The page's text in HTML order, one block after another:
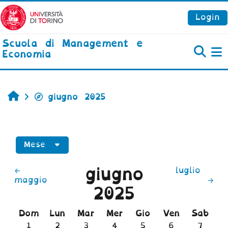
Vai al contenuto principale
Login
Scuola di Management e
Economia
Homegiugno 2025
Mese
←
maggio
giugno
2025
luglio
→
Domenica
Dom Lunedi
Lun Martedì
Mar Mercoledì
Mer Giovedì
Gio Venerdì
Ven Sabato
Sab
Nessun evento, domenica 1 giugno
1 Nessun evento, lunedì 2 giugno
2 Nessun evento, martedì 3
3 Nessun evento,
4 Nessun evento,
5 Nessun
6 7